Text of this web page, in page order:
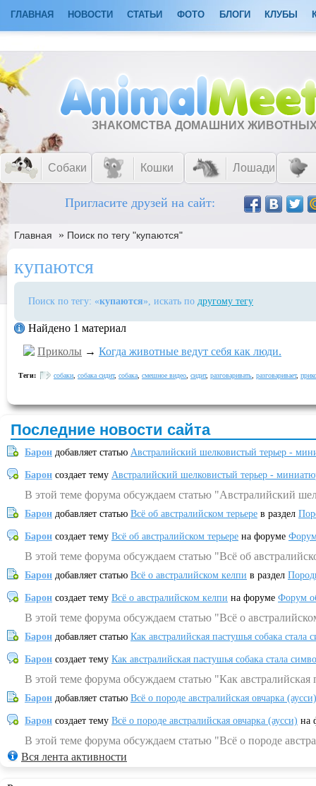
ГЛАВНАЯ НОВОСТИ СТАТЬИ ФОТО БЛОГИ КЛУБЫ
ЗНАКОМСТВА ДОМАШНИХ
Собаки Кошки Лошади
Пригласите друзей на сайт:
Главная » Поиск по тегу "купаются"
купаются
Поиск по тегу: «купаются», искать по другому тегу
Найдено 1 материал
Приколы → Когда животные ведут себя как люди.
Теги: собаки собака сидит, собака смешное видео сидит, разговаривать разговаривает,
Последние новости сайта
Барон добавляет статью Австралийский шелковистый терьер -
Барон создает тему Австралийский шелковистый терьер -
В этой теме форума обсуждаем статью "Австралийский
Барон добавляет статью Всё об австралийском терьере в раздел
Барон создает тему Всё об австралийском терьере на форуме
В этой теме форума обсуждаем статью "Всё об
Барон добавляет статью Всё о австралийском келпи в раздел
Барон создает тему Всё о австралийском келпи на форуме Форум
В этой теме форума обсуждаем статью "Всё о
Барон добавляет статью Как австралийская пастушья собака
Барон создает тему Как австралийская пастушья собака стала
В этой теме форума обсуждаем статью "Как
Барон добавляет статью Всё о породе австралийская овчарка (аусси)
Барон создает тему Всё о породе австралийская овчарка (аусси) на
В этой теме форума обсуждаем статью "Всё о породе
Вся лента активности